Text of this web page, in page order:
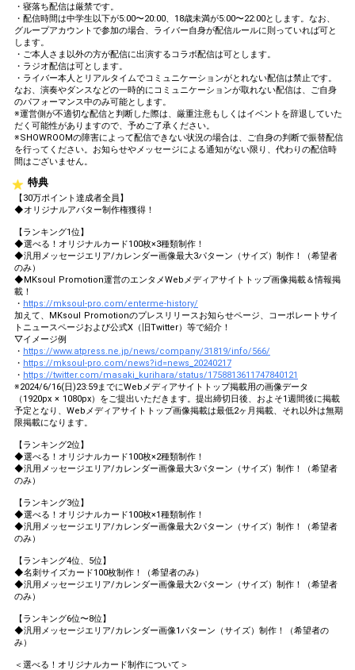
・寝落ち配信は厳禁です。
・配信時間は中学生以下が5:00〜20:00、18歳未満が5:00〜22:00とします。なお、
グループアカウントで参加の場合、ライバー自身が配信ルールに則っていれば可と
します。
・ご本人さま以外の方が配信に出演するコラボ配信は可とします。
・ラジオ配信は可とします。
・ライバー本人とリアルタイムでコミュニケーションがとれない配信は禁止です。
なお、演奏やダンスなどの一時的にコミュニケーションが取れない配信は、ご自身
のパフォーマンス中のみ可能とします。
※運営側が不適切な配信と判断した際は、厳重注意もしくはイベントを辞退していた
だく可能性がありますので、予めご了承ください。
※SHOWROOMの障害によって配信できない状況の場合は、ご自身の判断で振替配信
を行ってください。お知らせやメッセージによる通知がない限り、代わりの配信時
間はございません。
特典
【30万ポイント達成者全員】
◆オリジナルアバター制作権獲得！
【ランキング1位】
◆選べる！オリジナルカード100枚×3種類制作！
◆汎用メッセージエリア/カレンダー画像最大3パターン（サイズ）制作！（希望者
のみ）
◆MKsoul Promotion運営のエンタメWebメディアサイトトップ画像掲載＆情報掲
載！
・ https://mksoul-pro.com/enterme-history/
加えて、MKsoul Promotionのプレスリリースお知らせページ、コーポレートサイ
トニュースページおよび公式X（旧Twitter）等で紹介！
▽イメージ例
・ https://www.atpress.ne.jp/news/company/31819/info/566/
・ https://mksoul-pro.com/news?id=news_20240217
・ https://twitter.com/masaki_kurihara/status/1758813611747840121
※2024/6/16(日)23:59までにWebメディアサイトトップ掲載用の画像データ
（1920px × 1080px）をご提出いただきます。提出締切日後、およそ1週間後に掲載
予定となり、Webメディアサイトトップ画像掲載は最低2ヶ月掲載、それ以外は無期
限掲載になります。
【ランキング2位】
◆選べる！オリジナルカード100枚×2種類制作！
◆汎用メッセージエリア/カレンダー画像最大3パターン（サイズ）制作！（希望者
のみ）
【ランキング3位】
◆選べる！オリジナルカード100枚×1種類制作！
◆汎用メッセージエリア/カレンダー画像最大2パターン（サイズ）制作！（希望者
のみ）
【ランキング4位、5位】
◆名刺サイズカード100枚制作！（希望者のみ）
◆汎用メッセージエリア/カレンダー画像最大2パターン（サイズ）制作！（希望者
のみ）
【ランキング6位〜8位】
◆汎用メッセージエリア/カレンダー画像1パターン（サイズ）制作！（希望者の
み）
＜選べる！オリジナルカード制作について＞